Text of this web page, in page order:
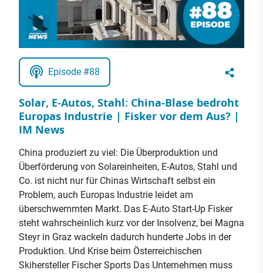
Episode #88
Solar, E-Autos, Stahl: China-Blase bedroht
Europas Industrie | Fisker vor dem Aus? |
IM News
China produziert zu viel: Die Überproduktion und
Überförderung von Solareinheiten, E-Autos, Stahl und
Co. ist nicht nur für Chinas Wirtschaft selbst ein
Problem, auch Europas Industrie leidet am
überschwemmten Markt. Das E-Auto Start-Up Fisker
steht wahrscheinlich kurz vor der Insolvenz, bei Magna
Steyr in Graz wackeln dadurch hunderte Jobs in der
Produktion. Und Krise beim Österreichischen
Skihersteller Fischer Sports Das Unternehmen muss